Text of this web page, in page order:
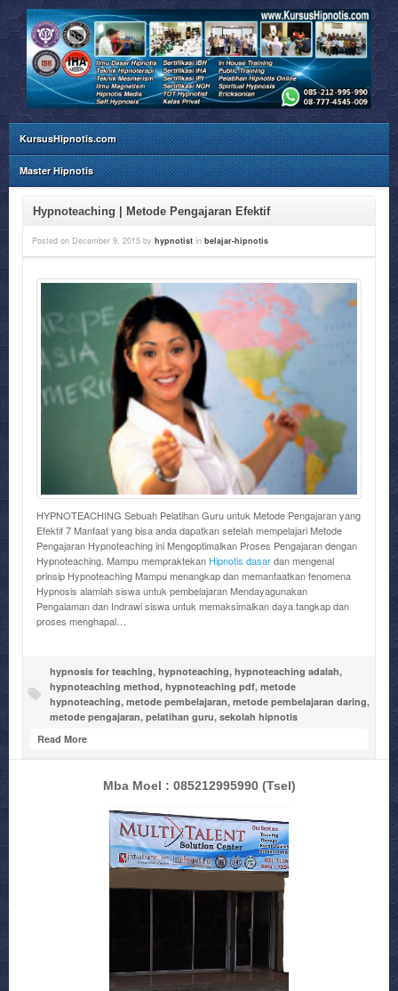
KursusHipnotis.com
Master Hipnotis
Hypnoteaching | Metode Pengajaran Efektif
Posted on December 9, 2015 by hypnotist in belajar-hipnotis
HYPNOTEACHING Sebuah Pelatihan Guru untuk Metode Pengajaran yang
Efektif 7 Manfaat yang bisa anda dapatkan setelah mempelajari Metode
Pengajaran Hypnoteaching ini Mengoptimalkan Proses Pengajaran dengan
Hypnoteaching. Mampu mempraktekan Hipnotis dasardan mengenal
prinsip Hypnoteaching Mampu menangkap dan memanfaatkan fenomena
Hypnosis alamiah siswa untuk pembelajaran Mendayagunakan
Pengalaman dan Indrawi siswa untuk memaksimalkan daya tangkap dan
proses menghapal…
hypnosis for teaching, hypnoteaching, hypnoteaching adalah,
hypnoteaching method, hypnoteaching pdf, metode
hypnoteaching, metode pembelajaran, metode pembelajaran daring,
metode pengajaran, pelatihan guru, sekolah hipnotis
Read More
Mba Moel : 085212995990(Tsel)